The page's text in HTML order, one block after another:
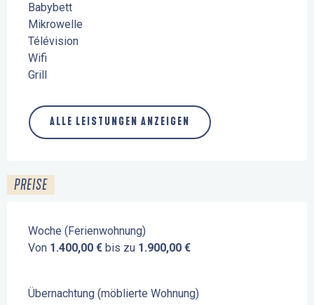
Babybett
Mikrowelle
Télévision
Wifi
Grill
ALLE LEISTUNGEN ANZEIGEN
PREISE
Woche (Ferienwohnung)
Von 1.400,00 € bis zu 1.900,00 €
Übernachtung (möblierte Wohnung)